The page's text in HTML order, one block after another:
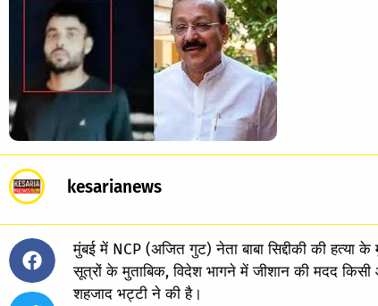
kesarianews
मुंबई में NCP (अजित गुट) नेता बाबा सिद्दीकी की हत्या
सूत्रों के मुताबिक, विदेश भागने में जीशान की मदद
शहजाद भट्टी ने की है।